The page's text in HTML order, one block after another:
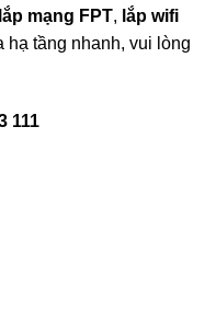
lắp mạng FPT, lắp wifi
hạ tầng nhanh, vui lòng
111